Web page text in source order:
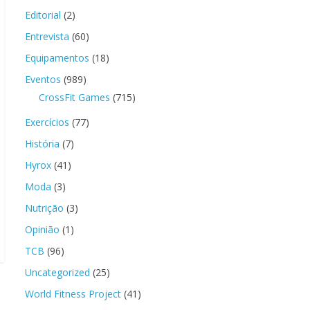
Editorial (2)
Entrevista (60)
Equipamentos (18)
Eventos (989)
CrossFit Games (715)
Exercícios (77)
História (7)
Hyrox (41)
Moda (3)
Nutrição (3)
Opinião (1)
TCB (96)
Uncategorized (25)
World Fitness Project (41)